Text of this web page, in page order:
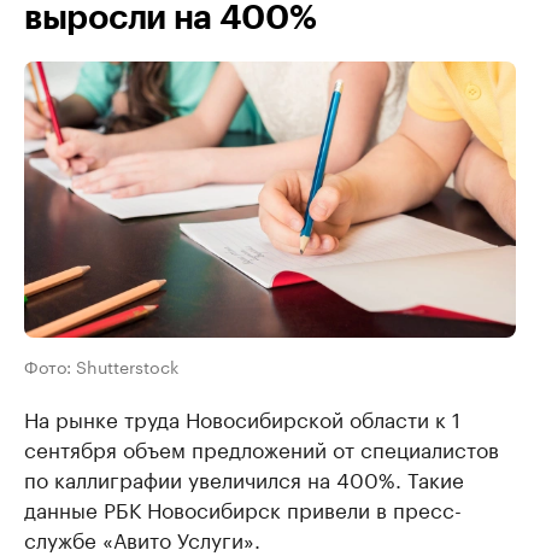
выросли на 400%
Фото: Shutterstock
На рынке труда Новосибирской области к 1
сентября объем предложений от специалистов
по каллиграфии увеличился на 400%. Такие
данные РБК Новосибирск привели в пресс-
службе «Авито Услуги».